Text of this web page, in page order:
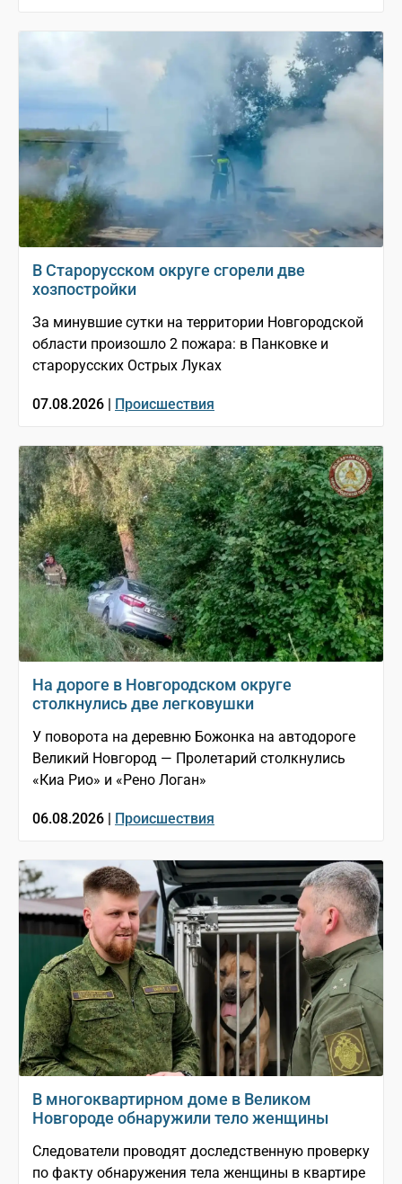
В Старорусском округе сгорели две
хозпостройки
За минувшие сутки на территории Новгородской
области произошло 2 пожара: в Панковке и
старорусских Острых Луках
07.08.2026 | Происшествия
На дороге в Новгородском округе
столкнулись две легковушки
У поворота на деревню Божонка на автодороге
Великий Новгород — Пролетарий столкнулись
«Киа Рио» и «Рено Логан»
06.08.2026 | Происшествия
В многоквартирном доме в Великом
Новгороде обнаружили тело женщины
Следователи проводят доследственную проверку
по факту обнаружения тела женщины в квартире